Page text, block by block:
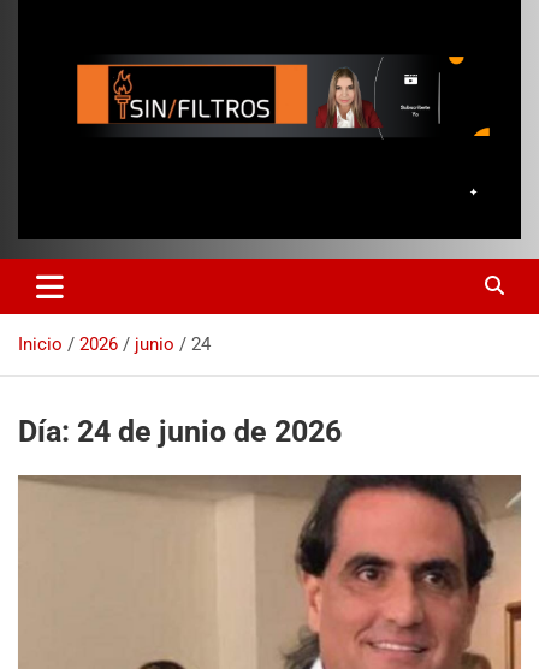
Inicio 2026 junio 24
Día: 24 de junio de 2026